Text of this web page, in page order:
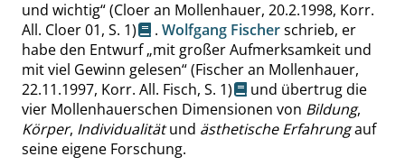
und wichtig“(Cloer an Mollenhauer, 20.2.1998, Korr.
All. Cloer 01, S. 1) . Wolfgang Fischerschrieb, er
habe den Entwurf„mit großer Aufmerksamkeit und
mit viel Gewinn gelesen“(Fischer an Mollenhauer,
22.11.1997, Korr. All. Fisch, S. 1)
und übertrug die
vier Mollenhauerschen Dimensionen von Bildung,
Körper, Individualitätund ästhetische Erfahrungauf
seine eigene Forschung.